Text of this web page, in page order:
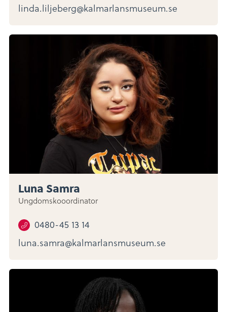
linda.liljeberg@kalmarlansmuseum.se
Luna Samra
Ungdomskooordinator
0480-45 13 14
luna.samra@kalmarlansmuseum.se